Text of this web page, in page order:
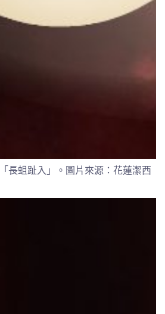
長蛆趾入」。圖片來源：花蓮潔西